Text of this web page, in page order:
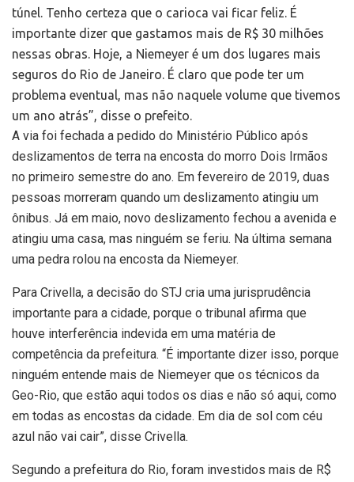
túnel. Tenho certeza que o carioca vai ficar feliz. É
importante dizer que gastamos mais de R$ 30 milhões
nessas obras. Hoje, a Niemeyer é um dos lugares mais
seguros do Rio de Janeiro. É claro que pode ter um
problema eventual, mas não naquele volume que tivemos
um ano atrás”, disse o prefeito.
A via foi fechada a pedido do Ministério Público após
deslizamentos de terra na encosta do morro Dois Irmãos
no primeiro semestre do ano. Em fevereiro de 2019, duas
pessoas morreram quando um deslizamento atingiu um
ônibus. Já em maio, novo deslizamento fechou a avenida e
atingiu uma casa, mas ninguém se feriu. Na última semana
uma pedra rolou na encosta da Niemeyer.
Para Crivella, a decisão do STJ cria uma jurisprudência
importante para a cidade, porque o tribunal afirma que
houve interferência indevida em uma matéria de
competência da prefeitura. “É importante dizer isso, porque
ninguém entende mais de Niemeyer que os técnicos da
Geo-Rio, que estão aqui todos os dias e não só aqui, como
em todas as encostas da cidade. Em dia de sol com céu
azul não vai cair”, disse Crivella.
Segundo a prefeitura do Rio, foram investidos mais de R$